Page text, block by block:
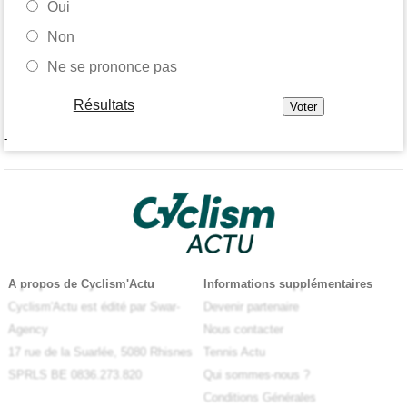
Oui
Non
Ne se prononce pas
Résultats
-
A propos de Cyclism'Actu
Cyclism'Actu est édité par Swar-
Agency
17 rue de la Suarlée, 5080 Rhisnes
SPRLS BE 0836.273.820
Informations supplémentaires
Devenir partenaire
Nous contacter
Tennis Actu
Qui sommes-nous ?
Conditions Générales